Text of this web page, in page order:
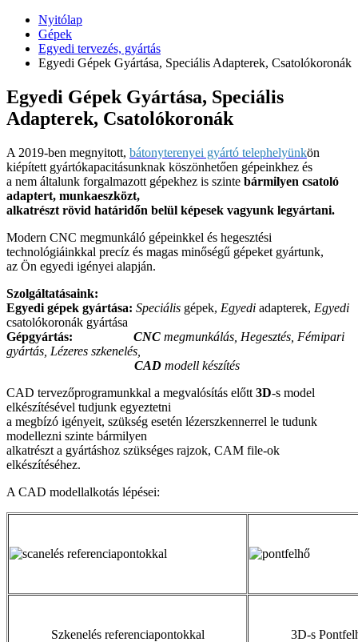
Nyitólap
Gépek
Egyedi tervezés, gyártás
Egyedi Gépek Gyártása, Speciális Adapterek, Csatolókoronák
Egyedi Gépek Gyártása, Speciális
Adapterek, Csatolókoronák
A 2019-ben megnyitott, bátonyterenyei gyártó telephelyünkön
kiépített gyártókapacitásunknak köszönhetően gépeinkhez és
a nem általunk forgalmazott gépekhez is szinte bármilyen csatoló
adaptert, munkaeszközt,
alkatrészt rövid határidőn belül képesek vagyunk legyártani.
Modern CNC megmunkáló gépeinkkel és hegesztési
technológiáinkkal precíz és magas minőségű gépeket gyártunk,
az Ön egyedi igényei alapján.
Szolgáltatásaink:
Egyedi gépek gyártása: Speciális gépek, Egyedi adapterek, Egyedi
csatolókoronák gyártása
Gépgyártás: CNC megmunkálás, Hegesztés, Fémipari
gyártás, Lézeres szkenelés,
CAD modell készítés
CAD tervezőprogramunkkal a megvalósítás előtt 3D-s model
elkészítésével tudjunk egyeztetni
a megbízó igényeit, szükség esetén lézerszkennerrel le tudunk
modellezni szinte bármilyen
alkatrészt a gyártáshoz szükséges rajzok, CAM file-ok
elkészítéséhez.
A CAD modellalkotás lépései:
Szkenelés referenciapontokkal 3D-s